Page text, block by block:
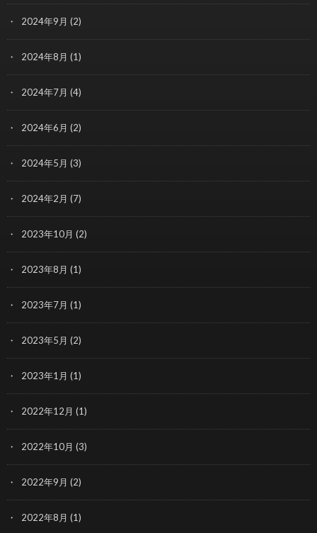
2024年9月 (2)
2024年8月 (1)
2024年7月 (4)
2024年6月 (2)
2024年5月 (3)
2024年2月 (7)
2023年10月 (2)
2023年8月 (1)
2023年7月 (1)
2023年5月 (2)
2023年1月 (1)
2022年12月 (1)
2022年10月 (3)
2022年9月 (2)
2022年8月 (1)